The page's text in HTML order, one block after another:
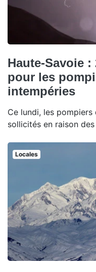
Haute-Savoie
pour les
intempéries
Ce lundi, les
sollicités en raison
Locales